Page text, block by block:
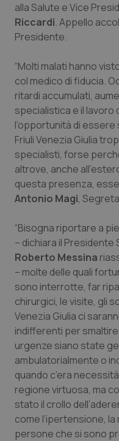
Lazio
Liguria
Lombardia
Marche
Molise
Piemonte
Provincia
Provincia
Puglia
Sardegna
Sicilia
Toscana
Umbria
Valle D’Aosta
Diabete &
Disturbi
Dolore
Donna & Salute
Epatiti
HIV
Infezioni &
Ipertensione &
Malattie rare
Malattia di
Neuroscienze &
Obesità
Oftalmologia
alla Salute e Vice
Riccardi. Appello
Presidente.
“Molti malati hanno
col medico di fiducia.
ritardi accumulati,
specialistica e il lavoro
l’opportunità di
Friuli Venezia Giulia
specialisti, forse
altrove, anche
questa presenza,
Antonio Magi,
“Bisogna riportare a
– dichiara il Presidente
Roberto Messina
– molte delle quali
sono interrotte, far
chirurgici, le visite, gli
Venezia Giulia ci
indifferenti per
urgenze siano state
ambulatorialmente o
quando c’era
regione virtuosa, ma
stato il crollo
come l’ipertensione,
persone che si sono